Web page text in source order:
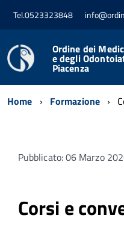
Tel.0523323848
Ordine dei
e degli
Piacenza
Home Formazione
Pubblicato: 06 Marzo
Corsi e